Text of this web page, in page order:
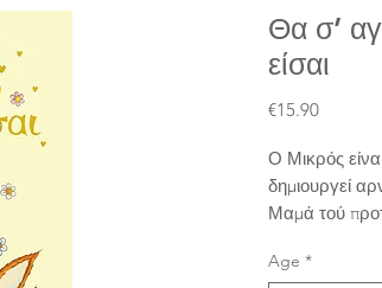
Θα σ’
είσαι
€15.90Price
Ο Μικρός
δημιουργεί
Μαμά τού
εξακολουθεί
Age *